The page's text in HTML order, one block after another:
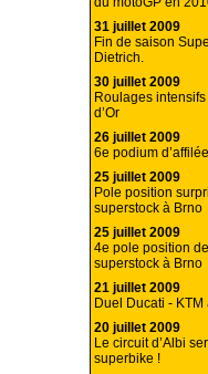
31 juillet 2009
Fin de saison
Dietrich.
30 juillet 2009
Roulages
d’Or
26 juillet 2009
6e podium
25 juillet 2009
Pole position
superstock à Brno
25 juillet 2009
4e pole position
superstock à Brno
21 juillet 2009
Duel Ducati -
20 juillet 2009
Le circuit d’Albi
superbike !